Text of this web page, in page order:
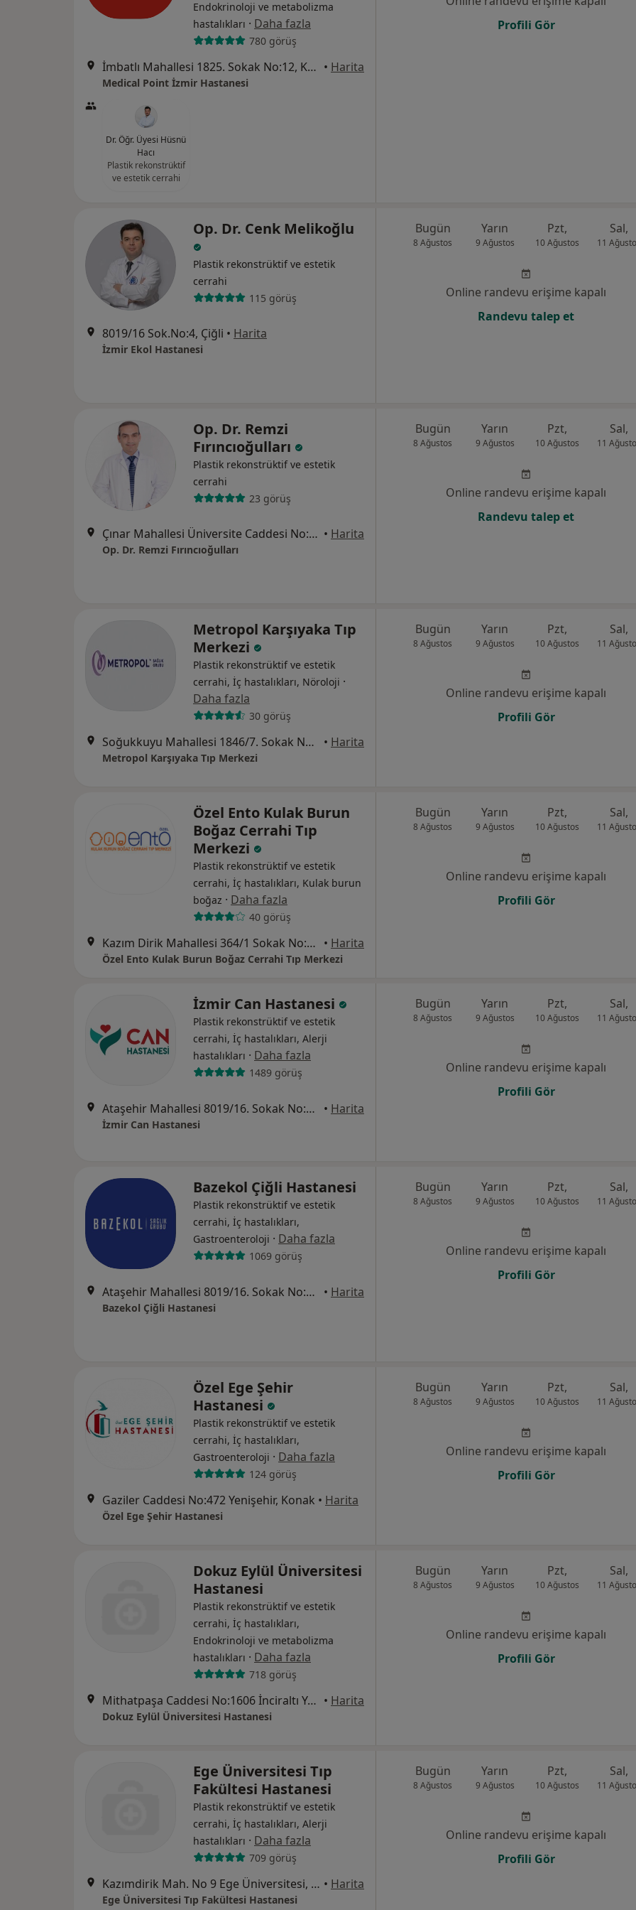
Endokrinoloji ve metabolizma
hastalıkları · Daha fazla
780 görüş
İmbatlı Mahallesi 1825. Sokak No:12, Karşıyaka • Harita
Medical Point İzmir Hastanesi
Dr. Öğr. Üyesi Hüsnü
Hacı
Plastik rekonstrüktif
ve estetik cerrahi
Profili Gör
Op. Dr. Cenk Melikoğlu
Plastik rekonstrüktif ve estetik
cerrahi
115 görüş
8019/16 Sok.No:4, Çiğli • Harita
İzmir Ekol Hastanesi
Bugün
8 Ağustos
Yarın
9 Ağustos
Pzt,
10 Ağustos
Sal,
11
Online randevu erişime kapalı
Randevu talep et
Op. Dr. Remzi
Fırıncıoğulları
Plastik rekonstrüktif ve estetik
cerrahi
23 görüş
Çınar Mahallesi Üniversite Caddesi No:103/C Tokatlı Plaza, İzmir • Harita
Op. Dr. Remzi Fırıncıoğulları
Bugün
8 Ağustos
Yarın
9 Ağustos
Pzt,
10 Ağustos
Sal,
11
Online randevu erişime kapalı
Randevu talep et
Metropol Karşıyaka Tıp
Merkezi
Plastik rekonstrüktif ve estetik
cerrahi, İç hastalıkları, Nöroloji ·
Daha fazla
30 görüş
Soğukkuyu Mahallesi 1846/7. Sokak No:3, Bayraklı • Harita
Metropol Karşıyaka Tıp Merkezi
Bugün
8 Ağustos
Yarın
9 Ağustos
Pzt,
10 Ağustos
Sal,
11
Online randevu erişime kapalı
Profili Gör
Özel Ento Kulak Burun
Boğaz Cerrahi Tıp
Merkezi
Plastik rekonstrüktif ve estetik
cerrahi, İç hastalıkları, Kulak burun
boğaz · Daha fazla
40 görüş
Kazım Dirik Mahallesi 364/1 Sokak No:36/A, Bornova • Harita
Özel Ento Kulak Burun Boğaz Cerrahi Tıp Merkezi
Bugün
8 Ağustos
Yarın
9 Ağustos
Pzt,
10 Ağustos
Sal,
11
Online randevu erişime kapalı
Profili Gör
İzmir Can Hastanesi
Plastik rekonstrüktif ve estetik
cerrahi, İç hastalıkları, Alerji
hastalıkları · Daha fazla
1489 görüş
Ataşehir Mahallesi 8019/16. Sokak No:18, Çiğli • Harita
İzmir Can Hastanesi
Bugün
8 Ağustos
Yarın
9 Ağustos
Pzt,
10 Ağustos
Sal,
11
Online randevu erişime kapalı
Profili Gör
Bazekol Çiğli Hastanesi
Plastik rekonstrüktif ve estetik
cerrahi, İç hastalıkları,
Gastroenteroloji · Daha fazla
1069 görüş
Ataşehir Mahallesi 8019/16. Sokak No:4, Çiğli • Harita
Bazekol Çiğli Hastanesi
Bugün
8 Ağustos
Yarın
9 Ağustos
Pzt,
10 Ağustos
Sal,
11
Online randevu erişime kapalı
Profili Gör
Özel Ege Şehir
Hastanesi
Plastik rekonstrüktif ve estetik
cerrahi, İç hastalıkları,
Gastroenteroloji · Daha fazla
124 görüş
Gaziler Caddesi No:472 Yenişehir, Konak • Harita
Özel Ege Şehir Hastanesi
Bugün
8 Ağustos
Yarın
9 Ağustos
Pzt,
10 Ağustos
Sal,
11
Online randevu erişime kapalı
Profili Gör
Dokuz Eylül Üniversitesi
Hastanesi
Plastik rekonstrüktif ve estetik
cerrahi, İç hastalıkları,
Endokrinoloji ve metabolizma
hastalıkları · Daha fazla
718 görüş
Mithatpaşa Caddesi No:1606 İnciraltı Yerleşkesi, İzmir • Harita
Dokuz Eylül Üniversitesi Hastanesi
Bugün
8 Ağustos
Yarın
9 Ağustos
Pzt,
10 Ağustos
Sal,
11
Online randevu erişime kapalı
Profili Gör
Ege Üniversitesi Tıp
Fakültesi Hastanesi
Plastik rekonstrüktif ve estetik
cerrahi, İç hastalıkları, Alerji
hastalıkları · Daha fazla
709 görüş
Kazımdirik Mah. No 9 Ege Üniversitesi, Bornova • Harita
Ege Üniversitesi Tıp Fakültesi Hastanesi
Bugün
8 Ağustos
Yarın
9 Ağustos
Pzt,
10 Ağustos
Sal,
11
Online randevu erişime kapalı
Profili Gör